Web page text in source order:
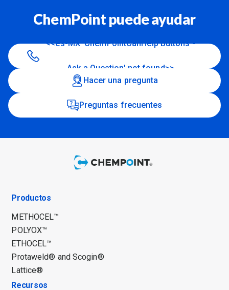
ChemPoint puede ayudar
<<es-MX 'ChemPointCanHelp Buttons -
Ask a Question' not found>>
Hacer una pregunta
Preguntas frecuentes
Productos
METHOCEL™
POLYOX™
ETHOCEL™
Protaweld® and Scogin®
Lattice®
Recursos